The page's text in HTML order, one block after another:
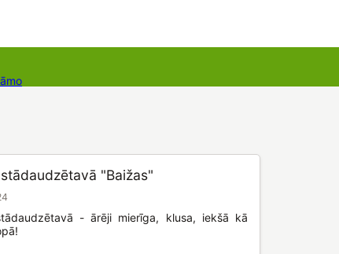
"Baižas"
- ārēji mierīga, klusa, iekšā kā